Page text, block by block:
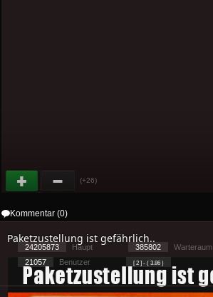
(+26)
Kommentar (0)
Paketzustellung ist gefährlich..
24205873 Haupt 385802
Warteraum
21057
Benutzer [ 2 ] - ( 3.86 )